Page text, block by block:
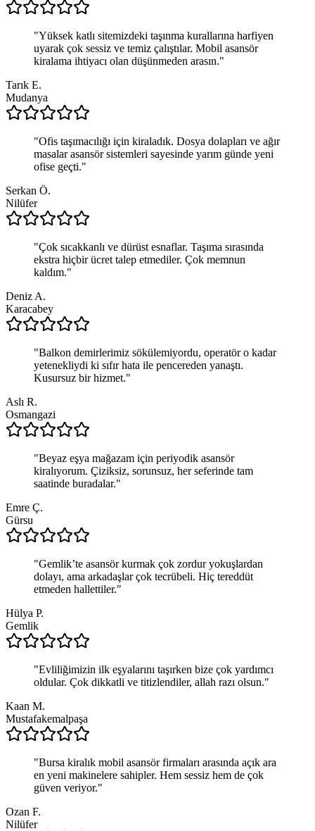
"Yüksek katlı sitemizdeki taşınma kurallarına harfiyen
uyarak çok sessiz ve temiz çalıştılar. Mobil asansör
kiralama ihtiyacı olan düşünmeden arasın."
Tarık E.
Mudanya
"Ofis taşımacılığı için kiraladık. Dosya dolapları ve ağır
masalar asansör sistemleri sayesinde yarım günde yeni
ofise geçti."
Serkan Ö.
Nilüfer
"Çok sıcakkanlı ve dürüst esnaflar. Taşıma sırasında
ekstra hiçbir ücret talep etmediler. Çok memnun
kaldım."
Deniz A.
Karacabey
"Balkon demirlerimiz sökülemiyordu, operatör o kadar
yetenekliydi ki sıfır hata ile pencereden yanaştı.
Kusursuz bir hizmet."
Aslı R.
Osmangazi
"Beyaz eşya mağazam için periyodik asansör
kiralıyorum. Çiziksiz, sorunsuz, her seferinde tam
saatinde buradalar."
Emre Ç.
Gürsu
"Gemlik’te asansör kurmak çok zordur yokuşlardan
dolayı, ama arkadaşlar çok tecrübeli. Hiç tereddüt
etmeden hallettiler."
Hülya P.
Gemlik
"Evliliğimizin ilk eşyalarını taşırken bize çok yardımcı
oldular. Çok dikkatli ve titizlendiler, allah razı olsun."
Kaan M.
Mustafakemalpaşa
"Bursa kiralık mobil asansör firmaları arasında açık ara
en yeni makinelere sahipler. Hem sessiz hem de çok
güven veriyor."
Ozan F.
Nilüfer